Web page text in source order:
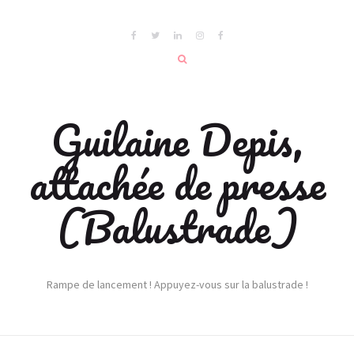
Guilaine Depis,
attachée de presse
(Balustrade)
Rampe de lancement ! Appuyez-vous sur la balustrade !